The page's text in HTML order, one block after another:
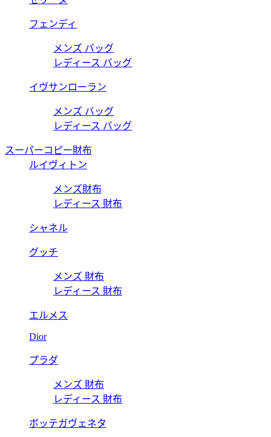
フェンディ
メンズ バッグ
レディース バッグ
イヴサンローラン
メンズ バッグ
レディース バッグ
スーパーコピー財布
ルイヴィトン
メンズ財布
レディース 財布
シャネル
グッチ
メンズ 財布
レディース 財布
エルメス
Dior
プラダ
メンズ 財布
レディース 財布
ボッテガヴェネタ